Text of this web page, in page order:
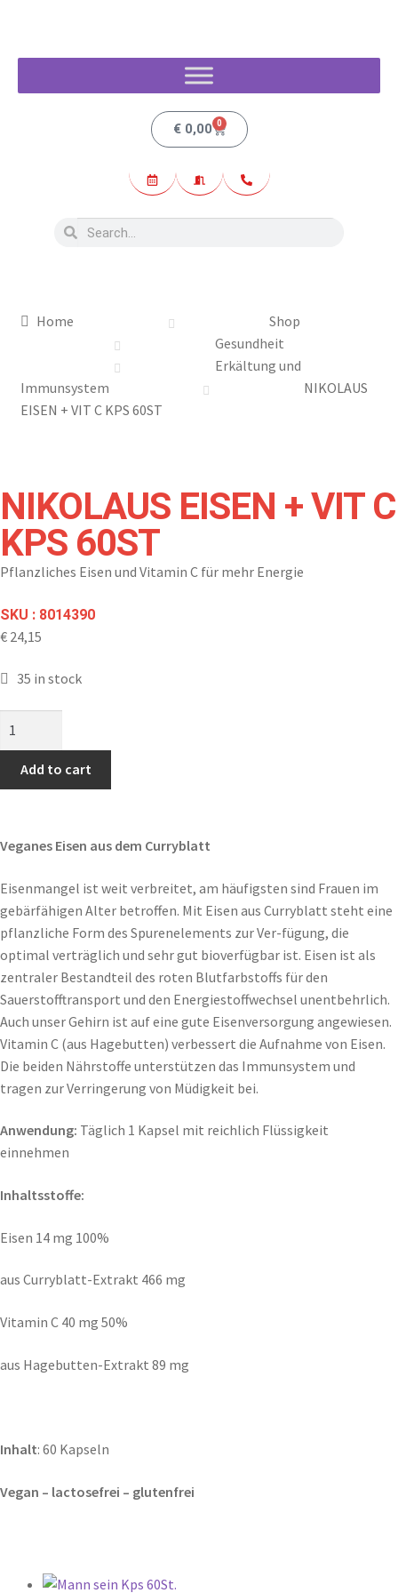
€0,00 0
Home
Shop
Gesundheit
Erkältung und
Immunsystem
NIKOLAUS
EISEN + VIT C KPS 60ST
NIKOLAUS EISEN + VIT C
KPS 60ST
Pflanzliches Eisen und Vitamin C für mehr Energie
SKU : 8014390
€ 24,15
35 in stock
Add to cart
Veganes Eisen aus dem Curryblatt
Eisenmangel ist weit verbreitet, am häufigsten sind Frauen im
gebärfähigen Alter betroffen. Mit Eisen aus Curryblatt steht eine
pflanzliche Form des Spurenelements zur Ver-fügung, die
optimal verträglich und sehr gut bioverfügbar ist. Eisen ist als
zentraler Bestandteil des roten Blutfarbstoffs für den
Sauerstofftransport und den Energiestoffwechsel unentbehrlich.
Auch unser Gehirn ist auf eine gute Eisenversorgung angewiesen.
Vitamin C (aus Hagebutten) verbessert die Aufnahme von Eisen.
Die beiden Nährstoffe unterstützen das Immunsystem und
tragen zur Verringerung von Müdigkeit bei.
Anwendung: Täglich 1 Kapsel mit reichlich Flüssigkeit
einnehmen
Inhaltsstoffe:
Eisen 14 mg 100%
aus Curryblatt-Extrakt 466 mg
Vitamin C 40 mg 50%
aus Hagebutten-Extrakt 89 mg
Inhalt: 60 Kapseln
Vegan – lactosefrei – glutenfrei